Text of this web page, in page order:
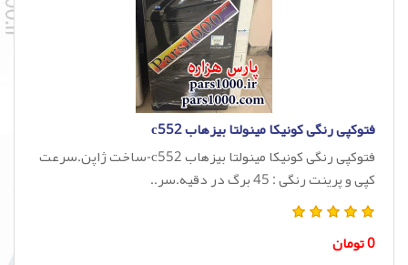
فتوکپی رنگی کونیکا مینولتا بیزهاب c552
فتوکپی رنگی کونیکا مینولتا بیزهاب c552-ساخت ژاپن.سرعت
کپی و پرینت رنگی : 45 برگ در دقیه.سر..
0 تومان